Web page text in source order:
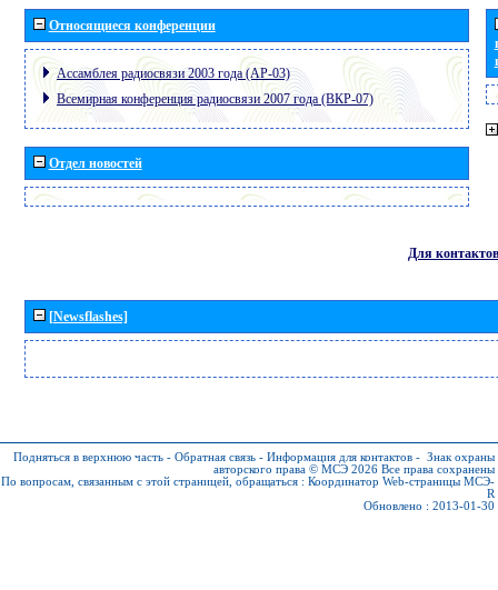
Относящиеся конференции
Ассамблея радиосвязи 2003 года (АР-03)
Всемирная конференция радиосвязи 2007 года (ВКР-07)
Отдел новостей
Для контактов
[Newsflashes]
Подняться в верхнюю часть - Обратная связь - Информация для контактов - Знак охраны
авторского права © МСЭ 2026 Все права сохранены
По вопросам, связанным с этой страницей, обращаться : Координатор Web-страницы МСЭ-
R
Обновлено : 2013-01-30